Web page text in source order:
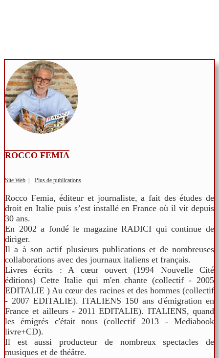
ROCCO FEMIA
Site Web Plus de publications
Rocco Femia, éditeur et journaliste, a fait des études de
droit en Italie puis s’est installé en France où il vit depuis
30 ans.
En 2002 a fondé le magazine RADICI qui continue de
diriger.
Il a à son actif plusieurs publications et de nombreuses
collaborations avec des journaux italiens et français.
Livres écrits : A cœur ouvert (1994 Nouvelle Cité
éditions) Cette Italie qui m'en chante (collectif - 2005
EDITALIE ) Au cœur des racines et des hommes (collectif
- 2007 EDITALIE). ITALIENS 150 ans d'émigration en
France et ailleurs - 2011 EDITALIE). ITALIENS, quand
les émigrés c'était nous (collectif 2013 - Mediabook
livre+CD).
Il est aussi producteur de nombreux spectacles de
musiques et de théâtre.